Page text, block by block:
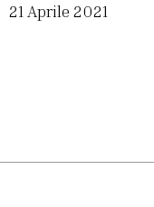
21 Aprile 2021